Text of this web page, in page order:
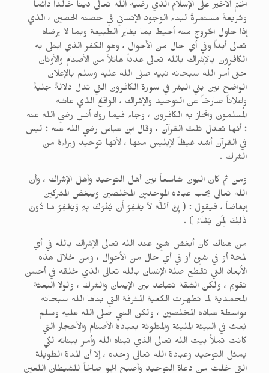
الختم الأخير على الإسلام الذي رضيه الله تعالى ديناً خالداً دائماً
وشريعةً مستمرةً لبناء الوجود الإنساني في حصنه الحصين ، الذي
إذا حاول الخروج منه أحيط بما يغاير الطبيعة وبما لا يرضاه
تعالى أبداً وفي أي حال من الأحوال ، وهو الكفر الذي ابتلى به
الكافرون بالإشراك بالله تعالى عدداً هائلاً من الأصنام والأوثان
حتى أمر الله سبحانه نبيه صلى الله عليه وسلم بالإعلان
الواضح بين بني البشر في سورة الكافرون التي تدل دلالةً جليةً
وإعلاناً صارخاً عن التوحيد والإشراك ، الواقعُ الذي عاشه
المسلمون وانحاز به الكافرون ، وجاء فيما رواه أنس رضي الله عنه
: أنها تعدل ثلث القرآن ، وقال ابن عباس رضي الله عنه : ليس
في القرآن أشد غيظاً لإبليس منها ، لأنها توحيد وبراءة من
الشرك .
ومن ثم كان البون شاسعاً بين أهل التوحيد وأهل الإشراك ، وأن
الله تعالى يحب عباده الموحدين المخلصين ويبغض المشركين
إبغاضاً ، فيقول : ( إِنَّ ٱللَّهَ لاَ يَغْفِرُ أَن يُشْرَكَ بِهِ وَيَغْفِرُ مَا دُونَ
ذٰلِكَ لِمَن يَشَآءُ ) .
من هناك كان أبغض شيئ عند الله تعالى الإشراك بالله في أي
لمحة أو في شيئ أو في أي حال من الأحوال ، ومن خلال هذه
الأبعاد التي تقطع صلة الإنسان بالله تعالى الذي خلقه في أحسن
تقويم ، ولكن الشقة تتباعد بين الإيمان والشرك ، ولولا البعثة
المحمدية لما تطهرت الكعبة المشرفة التي بناها الله سبحانه
بواسطة عباده المخلصين ، ولكن النبي صلى الله عليه وسلم
بُعث في البيئة المليئة والمتلوثة بعبادة الأصنام والأحجار التي
كانت تملأ بيت الله تعالى الذي تبناه الله وأمر ببنائه لكي
يمثل التوحيد وعبادة الله تعالى وحده ، إلا أن المدة الطويلة
التي خلت من دعاة التوحيد وأصبح الجو صالحاً للشيطان اللعين